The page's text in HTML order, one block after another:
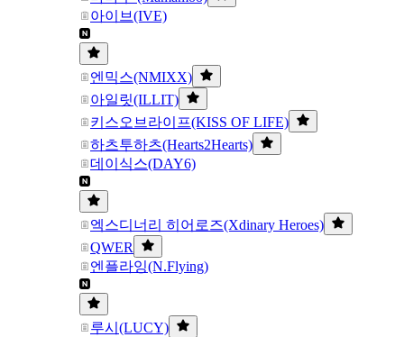
아이브(IVE)
엔믹스(NMIXX)
아일릿(ILLIT)
키스오브라이프(KISS OF LIFE)
하츠투하츠(Hearts2Hearts)
데이식스(DAY6)
엑스디너리 히어로즈(Xdinary Heroes)
QWER
엔플라잉(N.Flying)
루시(LUCY)